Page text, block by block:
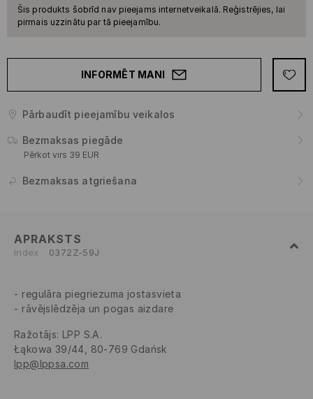
Šis produkts šobrīd nav pieejams internetveikalā. Reģistrējies, lai
pirmais uzzinātu par tā pieejamību.
INFORMĒT MANI
Pārbaudīt pieejamību veikalos
Bezmaksas piegāde
Pērkot virs 39 EUR
Bezmaksas atgriešana
APRAKSTS
Index 0372Z-59J
regulāra piegriezuma jostasvieta
rāvējslēdzēja un pogas aizdare
Ražotājs: LPP S.A.
Łąkowa 39/44, 80-769 Gdańsk
lpp@lppsa.com